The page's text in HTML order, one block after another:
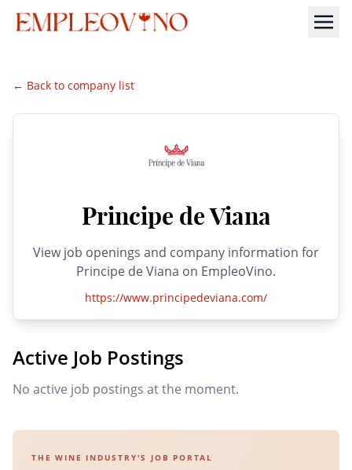
← Back to company list
Principe de Viana
View job openings and company information for
Principe de Viana on EmpleoVino.
https://www.principedeviana.com/
Active Job Postings
No active job postings at the moment.
THE WINE INDUSTRY'S JOB PORTAL